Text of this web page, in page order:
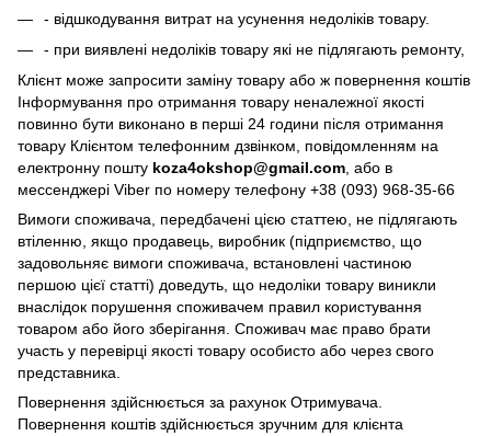
- відшкодування витрат на усунення недоліків товару.
- при виявлені недоліків товару які не підлягають ремонту,
Клієнт може запросити заміну товару або ж повернення коштів
Інформування про отримання товару неналежної якості
повинно бути виконано в перші 24 години після отримання
товару Клієнтом телефонним дзвінком, повідомленням на
електронну пошту koza4okshop@gmail.com, або в
мессенджері Viber по номеру телефону +38 (093) 968-35-66
Вимоги споживача, передбачені цією статтею, не підлягають
втіленню, якщо продавець, виробник (підприємство, що
задовольняє вимоги споживача, встановлені частиною
першою цієї статті) доведуть, що недоліки товару виникли
внаслідок порушення споживачем правил користування
товаром або його зберігання. Споживач має право брати
участь у перевірці якості товару особисто або через свого
представника.
Повернення здійснюється за рахунок Отримувача.
Повернення коштів здійснюється зручним для клієнта